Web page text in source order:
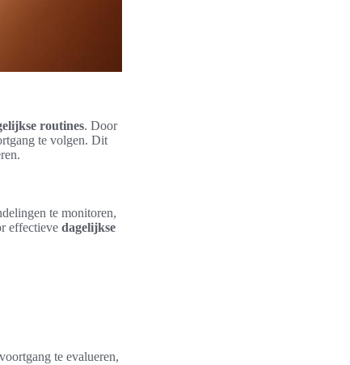
routines. Door
te volgen. Dit
te monitoren,
effectieve dagelijkse
te evalueren,